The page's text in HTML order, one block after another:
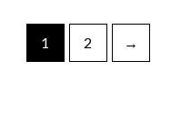
1 2 →